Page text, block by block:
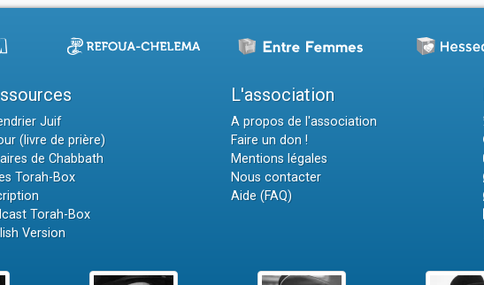
Juif
(livre de prière)
de Chabbath
Torah-Box
Torah-Box
Version
L'association
A propos de l'association
Faire un don !
Mentions légales
Nous contacter
Aide (FAQ)